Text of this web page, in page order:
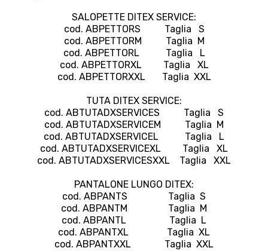
SALOPETTE DITEX SERVICE:
cod. ABPETTORS Taglia S
cod. ABPETTORM Taglia M
cod. ABPETTORL Taglia L
cod. ABPETTORXL Taglia XL
cod. ABPETTORXXL Taglia XXL
TUTA DITEX SERVICE:
cod. ABTUTADXSERVICES Taglia S
cod. ABTUTADXSERVICEM Taglia M
cod. ABTUTADXSERVICEL Taglia L
cod. ABTUTADXSERVICEXL Taglia XL
cod. ABTUTADXSERVICESXXL Taglia XXL
PANTALONE LUNGO DITEX:
cod. ABPANTS Taglia S
cod. ABPANTM Taglia M
cod. ABPANTL Taglia L
cod. ABPANTXL Taglia XL
cod. ABPANTXXL Taglia XXL